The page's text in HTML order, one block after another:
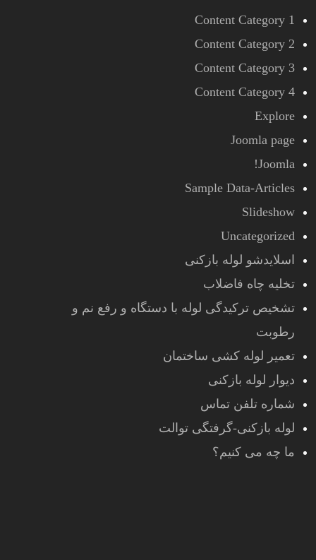
Content Category 1
Content Category 2
Content Category 3
Content Category 4
Explore
Joomla page
Joomla!
Sample Data-Articles
Slideshow
Uncategorized
اسلایدشو لوله بازکنی
تخلیه چاه فاضلاب
تشخیص ترکیدگی لوله با دستگاه و رفع نم و
رطوبت
تعمیر لوله کشی ساختمان
دیوار لوله بازکنی
شماره تلفن تماس
لوله بازکنی-گرفتگی توالت
ما چه می کنیم؟